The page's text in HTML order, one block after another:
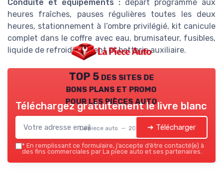
Conduite et équipements : départ programmé aux
heures fraîches, pauses régulières toutes les deux
heures, stationnement à l’ombre privilégié, kit canicule
complet dans le coffre avec eau, brumisateur, fusibles,
liquide de refroidissement et batterie auxiliaire.
TOP 5 des sites de
bons plans et promo
pour les pièces auto
La piece auto — 2026
Téléchargez gratuitement le livre blanc
➔ Télécharger
* En remplissant ce formulaire, j’accepte d’être contacté(e) à
des fins commerciales par La piece auto et ses partenaires.